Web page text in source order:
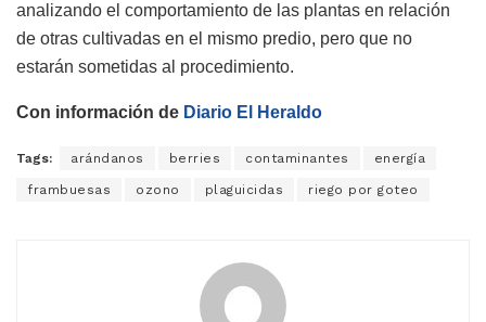
analizando el comportamiento de las plantas en relación
de otras cultivadas en el mismo predio, pero que no
estarán sometidas al procedimiento.
Con información de Diario El Heraldo
Tags: arándanos berries contaminantes energía
frambuesas ozono plaguicidas riego por goteo